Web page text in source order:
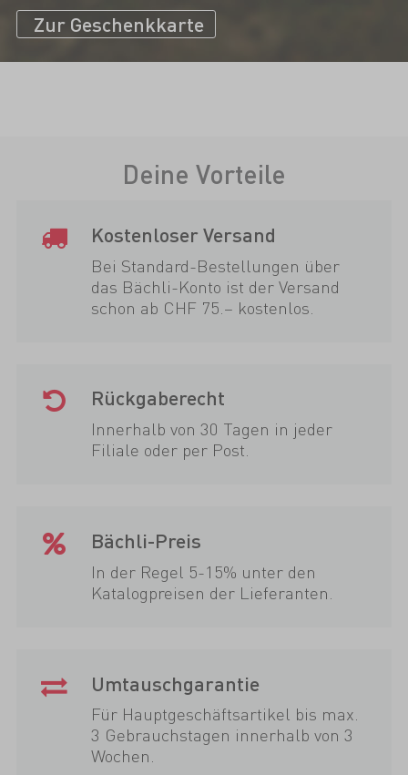
Zur Geschenkkarte
Deine Vorteile
Kostenloser Versand
Bei Standard-Bestellungen über
das Bächli-Konto ist der Versand
schon ab CHF 75.– kostenlos.
Rückgaberecht
Innerhalb von 30 Tagen in jeder
Filiale oder per Post.
Bächli-Preis
In der Regel 5-15% unter den
Katalogpreisen der Lieferanten.
Umtauschgarantie
Für Hauptgeschäftsartikel bis max.
3 Gebrauchstagen innerhalb von 3
Wochen.